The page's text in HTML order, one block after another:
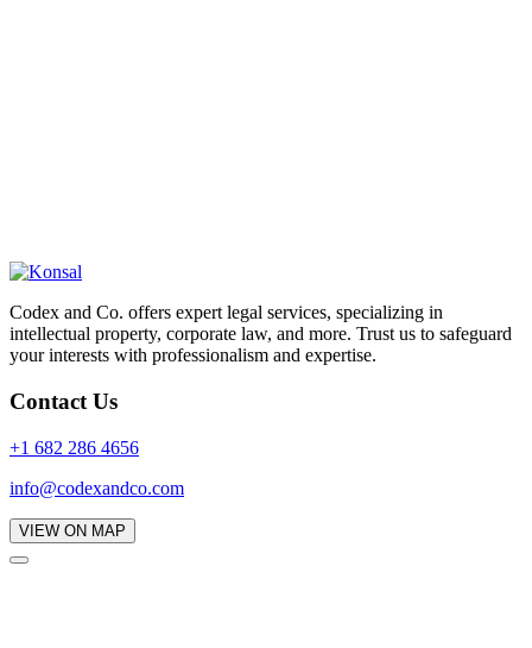
Codex and Co. offers expert legal services, specializing in
intellectual property, corporate law, and more. Trust us to safeguard
your interests with professionalism and expertise.
Contact Us
+1 682 286 4656
info@codexandco.com
VIEW ON MAP